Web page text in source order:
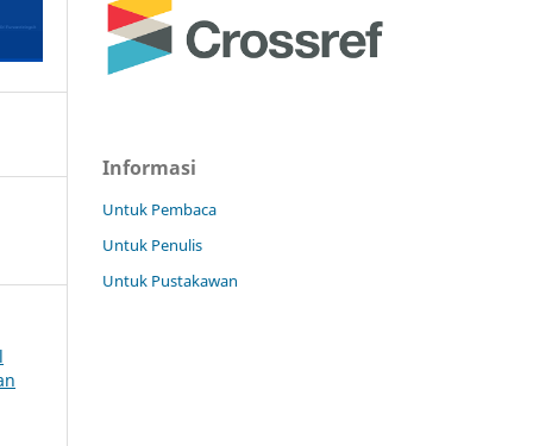
Informasi
Untuk Pembaca
Untuk Penulis
Untuk Pustakawan